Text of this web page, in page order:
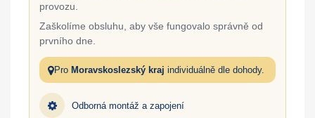
provozu.
Zaškolíme obsluhu, aby vše fungovalo správně od
prvního dne.
Pro Moravskoslezský kraj individuálně dle dohody.
Odborná montáž a zapojení